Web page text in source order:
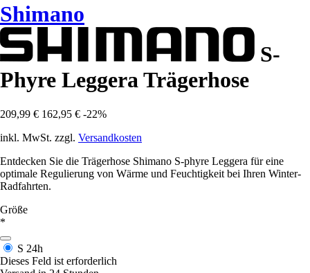
Shimano
S-
Phyre Leggera Trägerhose
209,99 € 162,95 € -22%
inkl. MwSt. zzgl. Versandkosten
Entdecken Sie die Trägerhose Shimano S-phyre Leggera für eine
optimale Regulierung von Wärme und Feuchtigkeit bei Ihren Winter-
Radfahrten.
Größe
*
S 24h
Dieses Feld ist erforderlich